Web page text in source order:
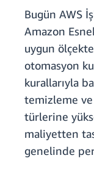
Bugün AWS
Amazon
uygun
otomasyon
kurallarıyla
temizleme
türlerine
maliyetten
genelinde